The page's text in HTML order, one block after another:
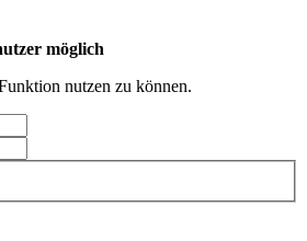
möglich
nutzen zu können.